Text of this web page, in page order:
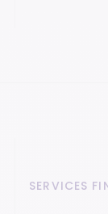
SERVICES